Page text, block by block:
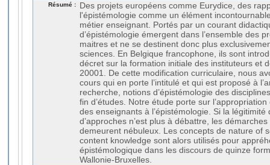
Résumé :
Des projets européens comme Eurydice, des
l'épistémologie comme un élément
métier enseignant. Portés par un courant
d’épistémologie émergent dans l’ensemble des
maitres et ne se destinent donc plus
sciences. En Belgique francophone, ils sont
décret sur la formation initiale des instituteurs et
20001. De cette modification curriculaire, nous
cours qui en porte l’intitulé et qui est proposé à
recherche, notions d’épistémologie des
fin d’études. Notre étude porte sur
des enseignants à l’épistémologie. Si la légitimité
d’approches n’est plus à débattre, les
demeurent nébuleux. Les concepts de nature of
content knowledge sont alors utilisés pour
épistémologique dans les discours de quinze
Wallonie-Bruxelles.